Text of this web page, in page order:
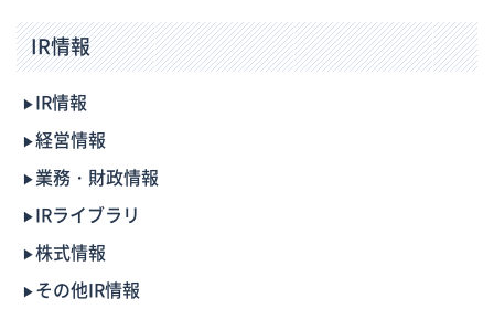
IR情報
IR情報
経営情報
業務・財政情報
IRライブラリ
株式情報
その他IR情報